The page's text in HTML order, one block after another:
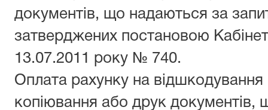
документів, що надаються за
затверджених постановою
13.07.2011 року № 740.
Оплата рахунку на
копіювання або друк документів,